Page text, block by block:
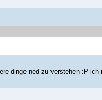
dinge ned zu verstehen :P